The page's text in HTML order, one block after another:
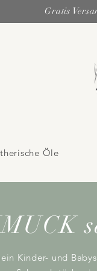
Gratis
Öle
Kinder- und